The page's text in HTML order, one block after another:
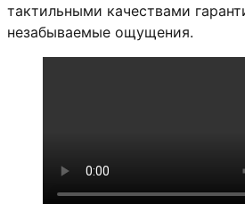
тактильными качествами
незабываемые ощущения.